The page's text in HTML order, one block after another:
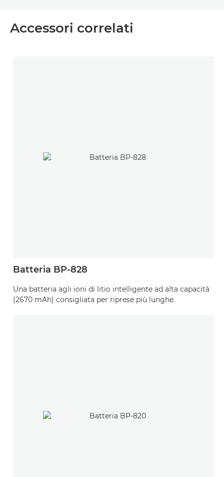
Accessori correlati
Batteria BP-828
Una batteria agli ioni di litio intelligente ad alta capacità
(2670 mAh) consigliata per riprese più lunghe.